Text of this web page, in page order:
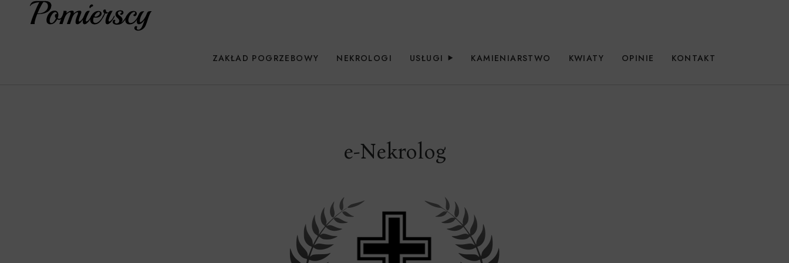
ZAKŁAD POGRZEBOWY NEKROLOGI USŁUGI KAMIENIARSTWO KWIATY OPINIE KONTAKT
e-Nekrolog